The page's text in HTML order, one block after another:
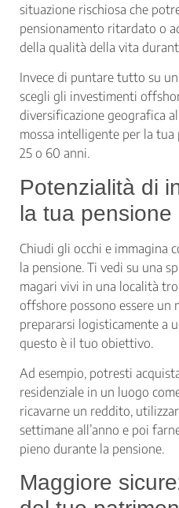
situazione rischiosa che
pensionamento ritardato o
della qualità della vita
Invece di puntare tutto su
scegli gli investimenti
diversificazione geografica
mossa intelligente per la tua
25 o 60 anni.
Potenzialità di
la tua pensione
Chiudi gli occhi e immagina
la pensione. Ti vedi su una
magari vivi in una località
offshore possono essere un
prepararsi logisticamente a
questo è il tuo obiettivo.
Ad esempio, potresti
residenziale in un luogo
ricavarne un reddito,
settimane all’anno e poi
pieno durante la pensione.
Maggiore